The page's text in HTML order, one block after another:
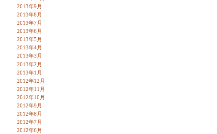
2013年9月
2013年8月
2013年7月
2013年6月
2013年5月
2013年4月
2013年3月
2013年2月
2013年1月
2012年12月
2012年11月
2012年10月
2012年9月
2012年8月
2012年7月
2012年6月